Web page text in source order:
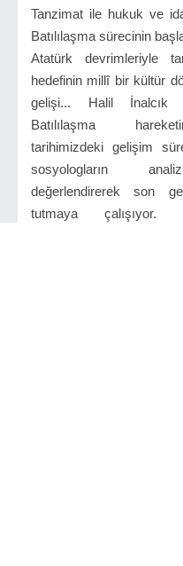
Tanzimat ile hukuk ve
Batılılaşma sürecinin
Atatürk devrimleriyle
hedefinin millî bir kültür
gelişi... Halil İnalcık
Batılılaşma
tarihimizdeki gelişim
sosyologların
değerlendirerek son
tutmaya